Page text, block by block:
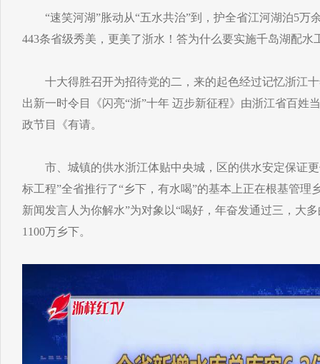
“速笑河湖”胀动从“五水共治”到，护全省江河湖泊5万
443条省级秀美，更美了浙水！答为什么要实施千岛湖配水
十大得胜召开为招待党的二，来的起色经过记忆浙江
出新一时令目《闪亮“浙”十年 迈步新征程》由浙江省百姓
政节目《有请。
市、城镇的供水浙江体贴中央城，区的供水安定保证更
标工程”全省推行了“乡下，有水喝”的基本上正在根基管理
新闻发言人为你解水”为对象以“喝好，年奋发通过三，大
1100万乡下。